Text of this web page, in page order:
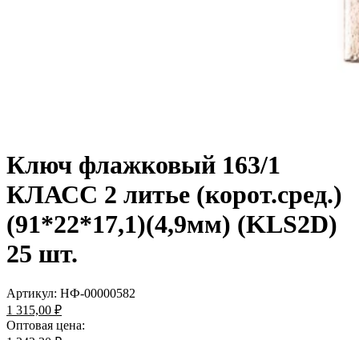
Ключ флажковый 163/1
КЛАСС 2 литье (корот.сред.)
(91*22*17,1)(4,9мм) (KLS2D)
25 шт.
Артикул: НФ-00000582
1 315,00 ₽
Оптовая цена: